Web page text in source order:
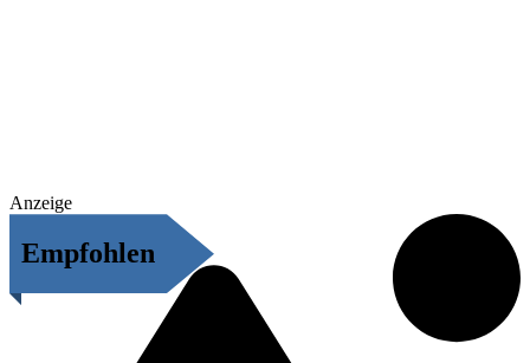
Anzeige
Empfohlen